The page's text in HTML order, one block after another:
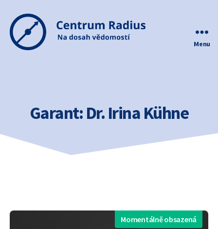
Menu
Garant: Dr. Irina Kühne
Momentálně obsazená